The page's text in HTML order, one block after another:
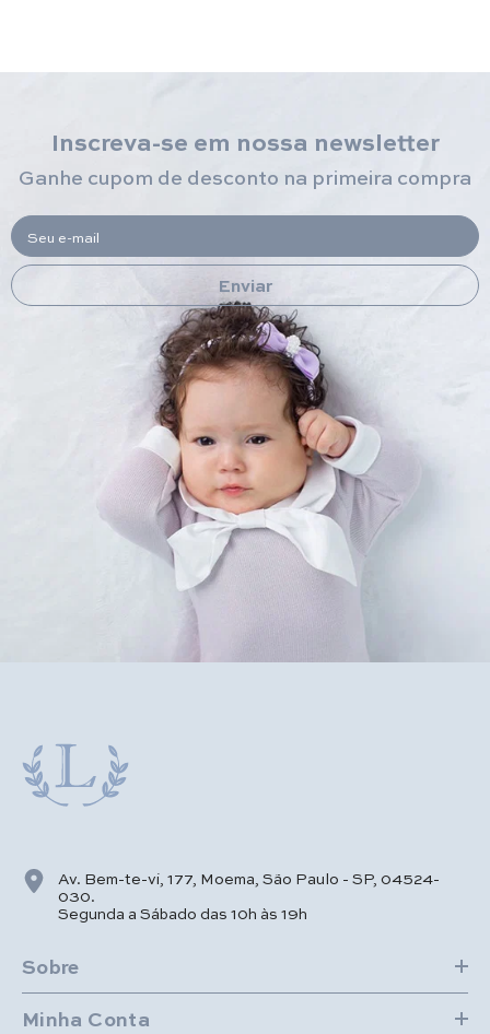
Inscreva-se em nossa newsletter
Ganhe cupom de desconto na primeira compra
Seu e-mail
Enviar
Av. Bem-te-vi, 177, Moema, São Paulo - SP, 04524-
030.
Segunda a Sábado das 10h às 19h
Sobre
Minha Conta